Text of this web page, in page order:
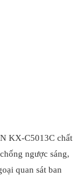
KX-C5013C chất
ngược sáng,
quan sát ban